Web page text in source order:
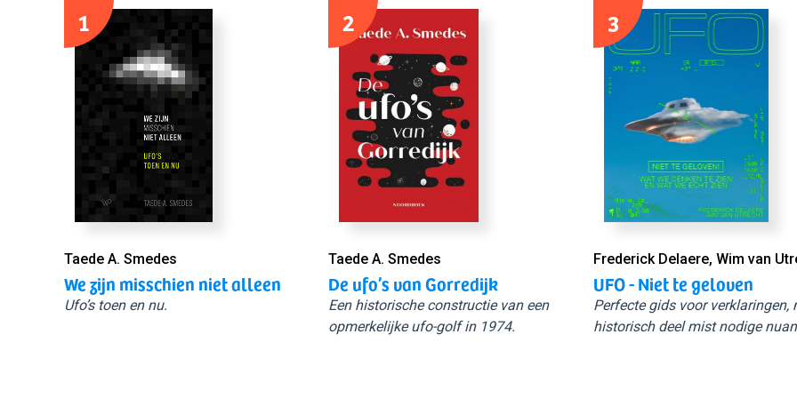
1
Taede A. Smedes
We zijn misschien niet alleen
Ufo’s toen en nu.
2
Taede A. Smedes
De ufo’s van Gorredijk
Een historische constructie van een
opmerkelijke ufo-golf in 1974.
3
Frederick Delaere, Wim van
UFO - Niet te geloven
Perfecte gids voor verklaringen,
historisch deel mist nodige